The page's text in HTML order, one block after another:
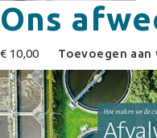
Ons
€ 10,00 Toevoegen aan